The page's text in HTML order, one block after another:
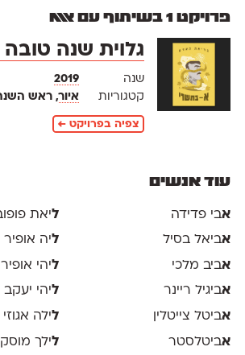
פרויקט 1 בשיתוף עם אאא
גלוית שנה
שנה
2019
קטגוריות
איור, ראש
צפיה בפרויקט ←
עוד אנשים
אבי פדידה
אביאל בסיל
אביב מלכי
אביגיל ריינר
אביטל צייטלין
אביטלסטר
ליאת
ליה אופיר
ליהי אופיר
ליהי יעקב
לילה אגוזי
לילך